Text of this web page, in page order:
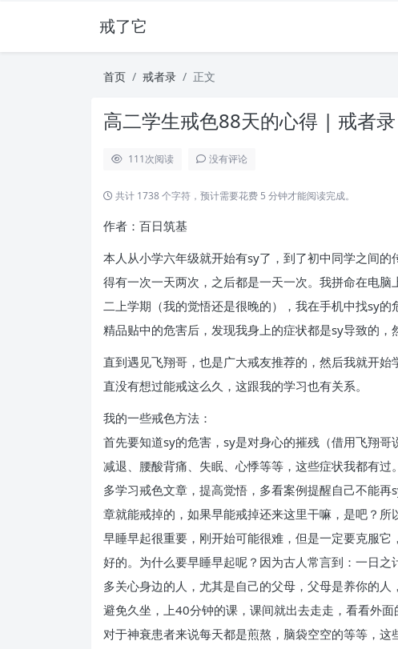
戒了它
首页 戒者录 正文
高二学生戒色88天的心得 | 戒者录
111次阅读 没有评论
共计 1738 个字符，预计需要花费 5 分钟才能阅读完成。
作者：百日筑基
本人从小学六年级就开始有sy了，到了初中同学之间
得有一次一天两次，之后都是一天一次。我拼命在电
二上学期（我的觉悟还是很晚的），我在手机中找sy
精品贴中的危害后，发现我身上的症状都是sy导致的，
直到遇见飞翔哥，也是广大戒友推荐的，然后我就开
直没有想过能戒这么久，这跟我的学习也有关系。
我的一些戒色方法：
首先要知道sy的危害，sy是对身心的摧残（借用飞翔
减退、腰酸背痛、失眠、心悸等等，这些症状我都有过。
多学习戒色文章，提高觉悟，多看案例提醒自己不能
章就能戒掉的，如果早能戒掉还来这里干嘛，是吧？所
早睡早起很重要，刚开始可能很难，但是一定要克服
好的。为什么要早睡早起呢？因为古人常言到：一日之
多关心身边的人，尤其是自己的父母，父母是养你的
避免久坐，上40分钟的课，课间就出去走走，看看外
对于神衰患者来说每天都是煎熬，脑袋空空的等等，